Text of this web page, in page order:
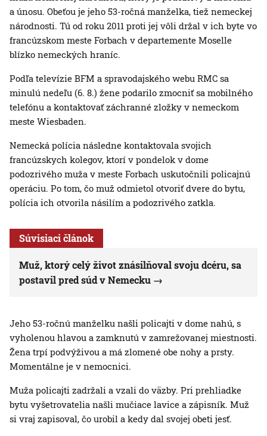
a únosu. Obeťou je jeho 53-ročná manželka, tiež nemeckej
národnosti. Tú od roku 2011 proti jej vôli držal v ich byte vo
francúzskom meste Forbach v departemente Moselle
blízko nemeckých hraníc.
Podľa televízie BFM a spravodajského webu RMC sa
minulú nedeľu (6. 8.) žene podarilo zmocniť sa mobilného
telefónu a kontaktovať záchranné zložky v nemeckom
meste Wiesbaden.
Nemecká polícia následne kontaktovala svojich
francúzskych kolegov, ktorí v pondelok v dome
podozrivého muža v meste Forbach uskutočnili policajnú
operáciu. Po tom, čo muž odmietol otvoriť dvere do bytu,
polícia ich otvorila násilím a podozrivého zatkla.
Súvisiaci článok
Muž, ktorý celý život znásilňoval svoju dcéru, sa
postavil pred súd v Nemecku
Jeho 53-ročnú manželku našli policajti v dome nahú, s
vyholenou hlavou a zamknutú v zamrežovanej miestnosti.
Žena trpí podvýživou a má zlomené obe nohy a prsty.
Momentálne je v nemocnici.
Muža policajti zadržali a vzali do väzby. Pri prehliadke
bytu vyšetrovatelia našli mučiace lavice a zápisník. Muž
si vraj zapisoval, čo urobil a kedy dal svojej obeti jesť.